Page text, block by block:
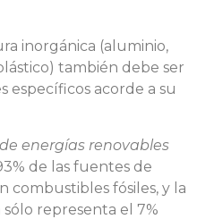
inorgánica (aluminio,
también debe ser
específicos acorde a su
energías renovables
de las fuentes de
combustibles fósiles, y la
representa el 7%